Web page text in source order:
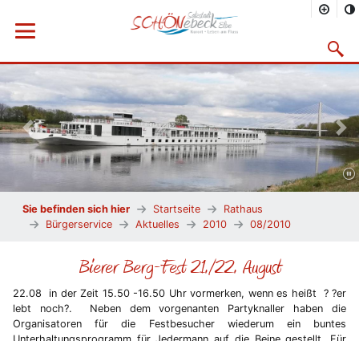
Menü öffnen
Vorheriges Bild
Sie befinden sich hier Startseite
Rathaus
Bürgerservice
Aktuelles 2010 08/2010
Bierer Berg-Fest 21./22. August
22.08 in der Zeit 15.50 -16.50 Uhr vormerken, wenn es heißt ? ?er
lebt noch?. Neben dem vorgenanten Partyknaller haben die
Organisatoren für die Festbesucher wiederum ein buntes